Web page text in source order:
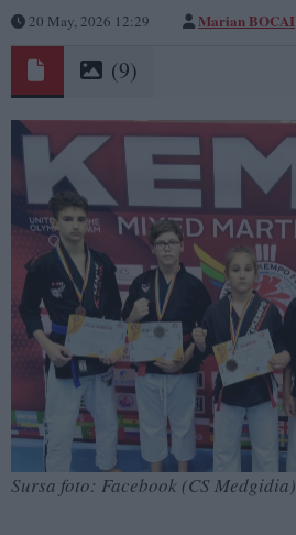
20 May, 2026 12:29 Marian BOCAI
(9)
Sursa foto: Facebook (CS Medgidia)